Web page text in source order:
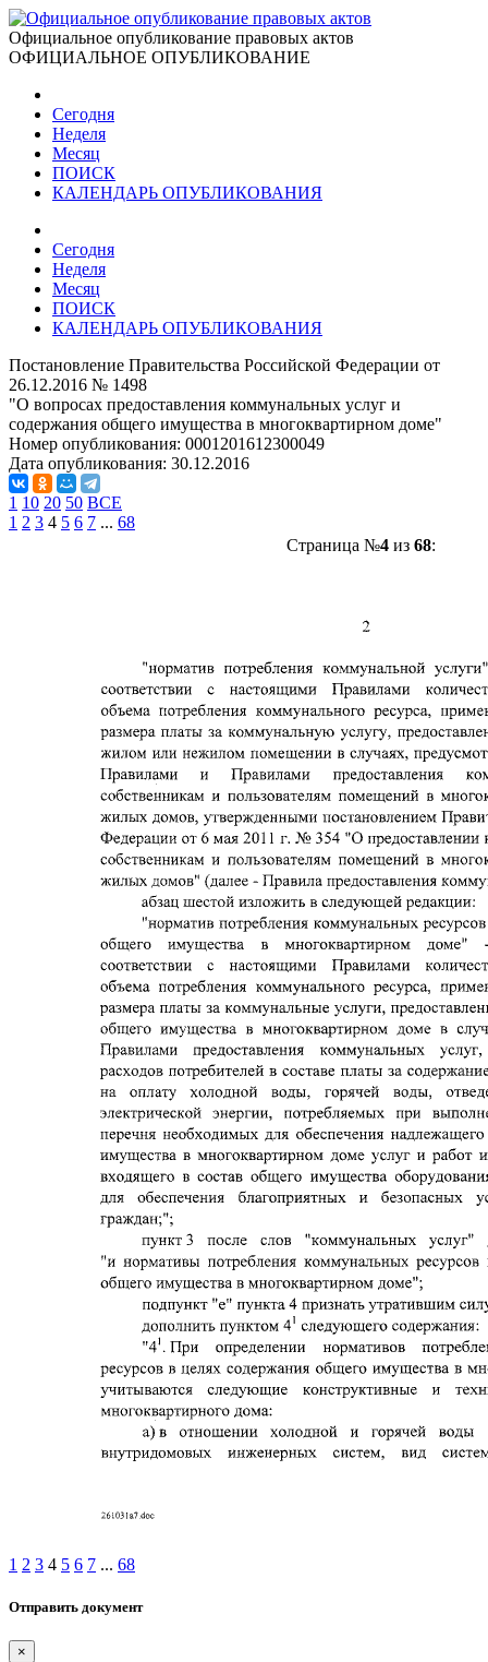
Официальное опубликование правовых актов
ОФИЦИАЛЬНОЕ ОПУБЛИКОВАНИЕ
Сегодня
Неделя
Месяц
ПОИСК
КАЛЕНДАРЬ ОПУБЛИКОВАНИЯ
Сегодня
Неделя
Месяц
ПОИСК
КАЛЕНДАРЬ ОПУБЛИКОВАНИЯ
Постановление Правительства Российской Федерации от
26.12.2016 № 1498
"О вопросах предоставления коммунальных услуг и
содержания общего имущества в многоквартирном доме"
Номер опубликования: 0001201612300049
Дата опубликования: 30.12.2016
1 10 20 50 ВСЕ
1 2 3 4 5 6 7 ... 68
Страница №4из 68:
1 2 3 4 5 6 7 ... 68
Отправить документ
×